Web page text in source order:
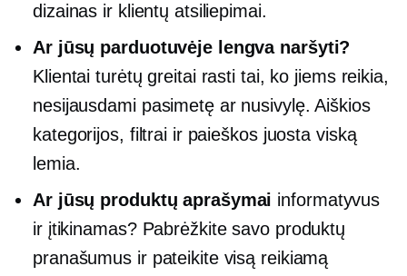
dizainas ir klientų atsiliepimai.
Ar jūsų parduotuvėje lengva naršyti?
Klientai turėtų greitai rasti tai, ko jiems reikia,
nesijausdami pasimetę ar nusivylę. Aiškios
kategorijos, filtrai ir paieškos juosta viską
lemia.
Ar jūsų produktų aprašymai informatyvus
ir įtikinamas? Pabrėžkite savo produktų
pranašumus ir pateikite visą reikiamą